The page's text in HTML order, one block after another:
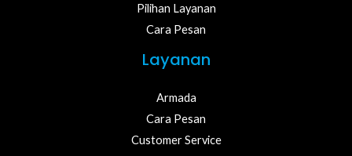
Pilihan Layanan
Cara Pesan
Layanan
Armada
Cara Pesan
Customer Service